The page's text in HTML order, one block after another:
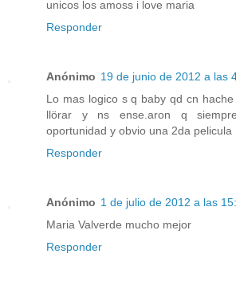
unicos los amoss i love maria
Responder
Anónimo 19 de junio de 2012 a las
Lo mas logico s q baby qd cn
llörar y ns ense.aron q
oportunidad y obvio una 2da pelicula
Responder
Anónimo 1 de julio de 2012 a las
Maria Valverde mucho mejor
Responder